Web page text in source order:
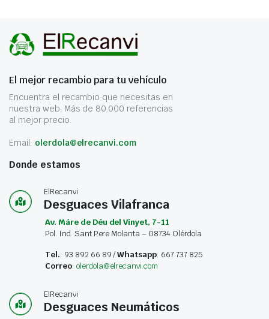
El mejor recambio para tu vehículo
Encuentra el recambio que necesitas en
nuestra web. Más de 80.000 referencias
al mejor precio.
Email: olerdola@elrecanvi.com
Donde estamos
ElRecanvi
Desguaces Vilafranca
Av. Máre de Déu del Vinyet, 7-11
Pol. Ind. Sant Pere Molanta – 08734 Olérdola
Tel.: 93 892 66 89 /Whatsapp: 667 737 825
Correo: olerdola@elrecanvi.com
ElRecanvi
Desguaces Neumáticos